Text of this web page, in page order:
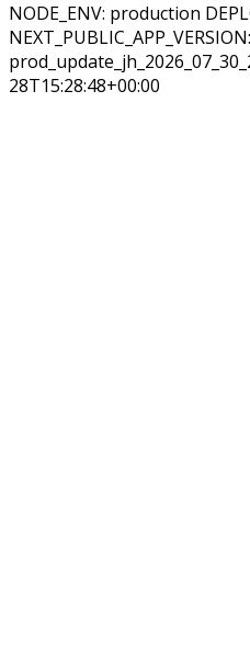
NODE_ENV: production
NEXT_PUBLIC_APP_VERSION:
28T15:28:48+00:00